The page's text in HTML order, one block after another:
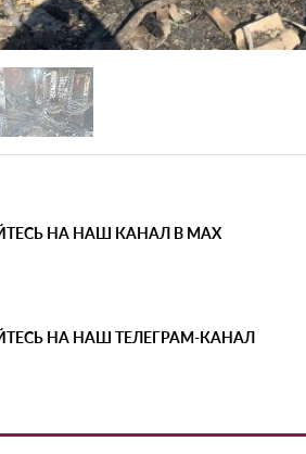
НА НАШ КАНАЛ В MAX
НА НАШ ТЕЛЕГРАМ-КАНАЛ